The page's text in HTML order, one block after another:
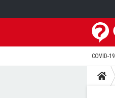
COVID-19